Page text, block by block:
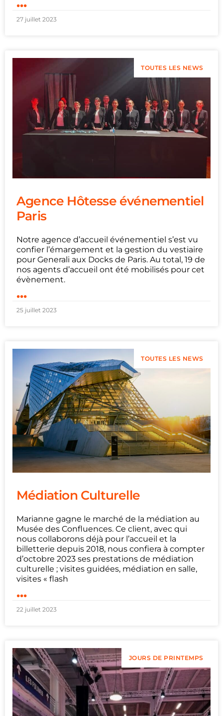
27 juillet 2023
TOUTES LES NEWS
Agence Hôtesse événementiel
Paris
Notre agence d’accueil événementiel s’est vu
confier l’émargement et la gestion du vestiaire
pour Generali aux Docks de Paris. Au total, 19 de
nos agents d’accueil ont été mobilisés pour cet
évènement.
...
25 juillet 2023
TOUTES LES NEWS
Médiation Culturelle
Marianne gagne le marché de la médiation au
Musée des Confluences. Ce client, avec qui
nous collaborons déjà pour l’accueil et la
billetterie depuis 2018, nous confiera à compter
d’octobre 2023 ses prestations de médiation
culturelle ; visites guidées, médiation en salle,
visites « flash
...
22 juillet 2023
JOURS DE PRINTEMPS